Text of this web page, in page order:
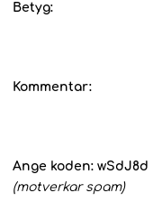
Betyg:
Kommentar:
Ange koden: wSdJ8d
(motverkar spam)